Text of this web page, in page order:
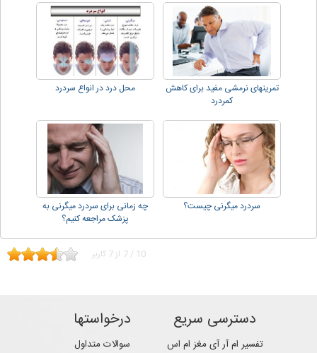
تمرینهای نرمشی مفید برای کاهش
کمردرد
محل درد در انواع سردرد
سردرد میگرنی چیست؟
چه زمانی برای سردرد میگرنی به
پزشک مراجعه کنیم؟
7 / 10 از 7 کاربر
دسترسی سریع
تفسیر ام آر آی مغز ام اس
درخواستها
سوالات متداول